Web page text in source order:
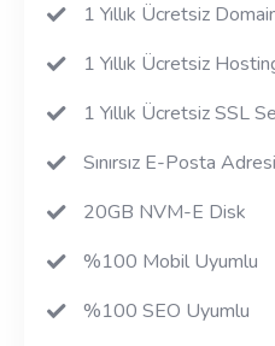
1 Yıllık Ücretsiz
1 Yıllık Ücretsiz
1 Yıllık Ücretsiz SSL
Sınırsız E-Posta Adresi
20GB NVM-E Disk
%100 Mobil Uyumlu
%100 SEO Uyumlu